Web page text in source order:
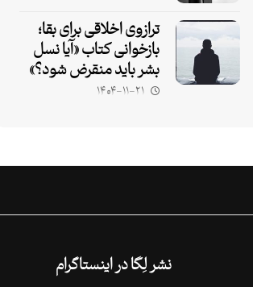
ترازوی اخلاقی برای بقا؛
بازخوانی کتاب «آیا نسل
بشر باید منقرض شود؟»
۱۴۰۴-۱۱-۲۱
نشر لِگا در اینستاگرام